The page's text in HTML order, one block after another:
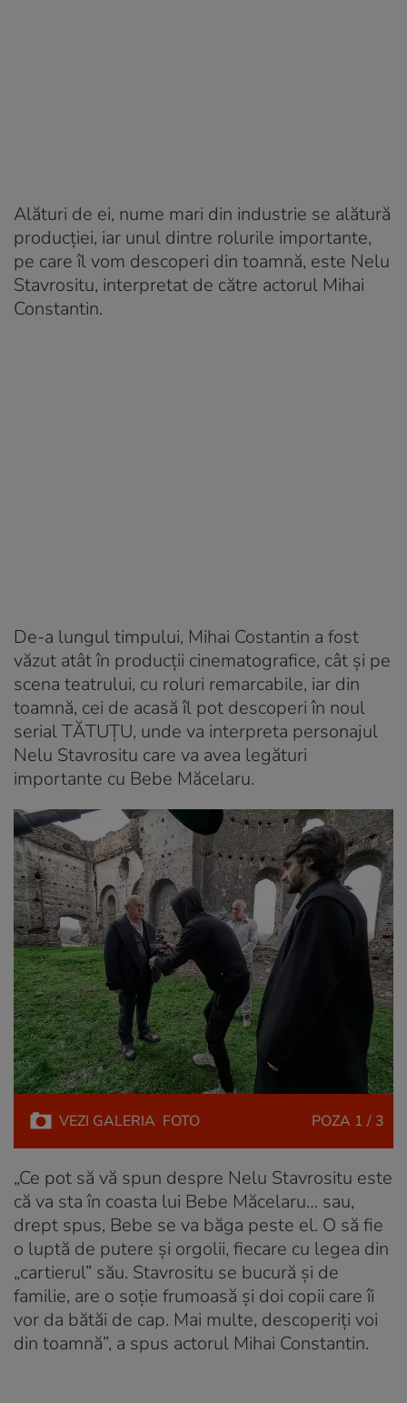
Alături de ei, nume mari din industrie se alătură
producției, iar unul dintre rolurile importante,
pe care îl vom descoperi din toamnă, este Nelu
Stavrositu, interpretat de către actorul Mihai
Constantin.
De-a lungul timpului, Mihai Costantin a fost
văzut atât în producții cinematografice, cât și pe
scena teatrului, cu roluri remarcabile, iar din
toamnă, cei de acasă îl pot descoperi în noul
serial TĂTUȚU, unde va interpreta personajul
Nelu Stavrositu care va avea legături
importante cu Bebe Măcelaru.
VEZI GALERIA FOTO POZA 1 / 3
„Ce pot să vă spun despre Nelu Stavrositu este
că va sta în coasta lui Bebe Măcelaru… sau,
drept spus, Bebe se va băga peste el. O să fie
o luptă de putere și orgolii, fiecare cu legea din
„cartierul” său. Stavrositu se bucură și de
familie, are o soție frumoasă și doi copii care îi
vor da bătăi de cap. Mai multe, descoperiți voi
din toamnă”, a spus actorul Mihai Constantin.